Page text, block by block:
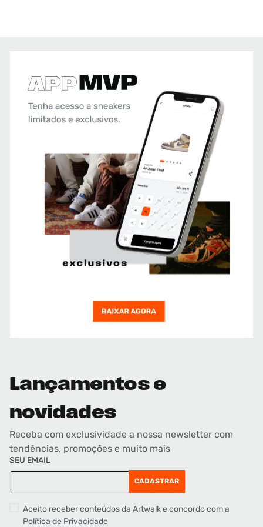
Lançamentos e
novidades
Receba com exclusividade a nossa newsletter com
tendências, promoções e muito mais
SEU EMAIL
CADASTRAR
Aceito receber conteúdos da Artwalk e concordo com a
Política de Privacidade